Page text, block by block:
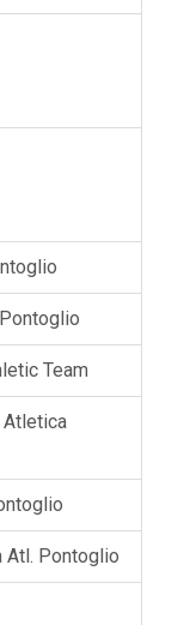
Team
Atletica
Atl. Pontoglio